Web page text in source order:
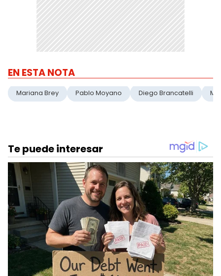
EN ESTA NOTA
Mariana Brey Pablo Moyano Diego Brancatelli